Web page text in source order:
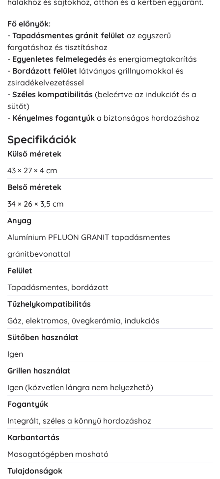
Fő előnyök:
- Tapadásmentes gránit felület az egyszerű
forgatáshoz és tisztításhoz
- Egyenletes felmelegedés és energiamegtakarítás
- Bordázott felület látványos grillnyomokkal és
zsiradékelvezetéssel
- Széles kompatibilitás (beleértve az indukciót és a
sütőt)
- Kényelmes fogantyúk a biztonságos hordozáshoz
Specifikációk
Külső méretek
43 × 27 × 4 cm
Belső méretek
34 × 26 × 3,5 cm
Anyag
Alumínium PFLUON GRANIT tapadásmentes
gránitbevonattal
Felület
Tapadásmentes, bordázott
Tűzhelykompatibilitás
Gáz, elektromos, üvegkerámia, indukciós
Sütőben használat
Igen
Grillen használat
Igen (közvetlen lángra nem helyezhető)
Fogantyúk
Integrált, széles a könnyű hordozáshoz
Karbantartás
Mosogatógépben mosható
Tulajdonságok